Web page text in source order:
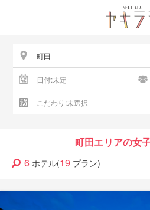
町田エリアの女
6 ホテル(19 プラン)